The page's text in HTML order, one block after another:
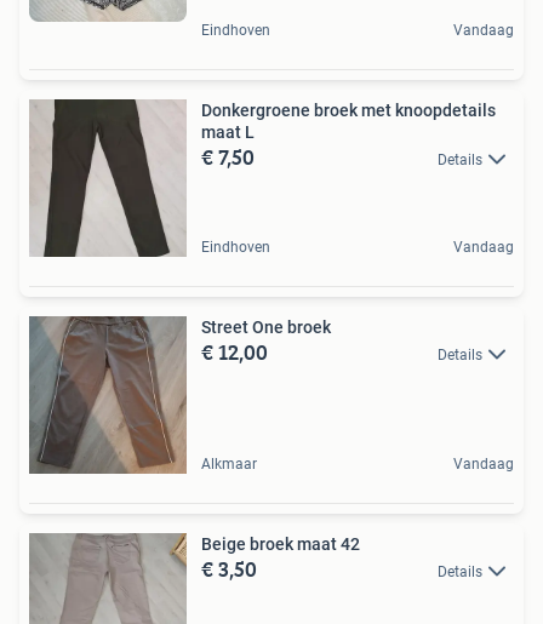
Eindhoven Vandaag
Donkergroene broek met knoopdetails
maat L
€ 7,50 Details
Eindhoven Vandaag
Street One broek
€ 12,00 Details
Alkmaar Vandaag
Beige broek maat 42
€ 3,50 Details